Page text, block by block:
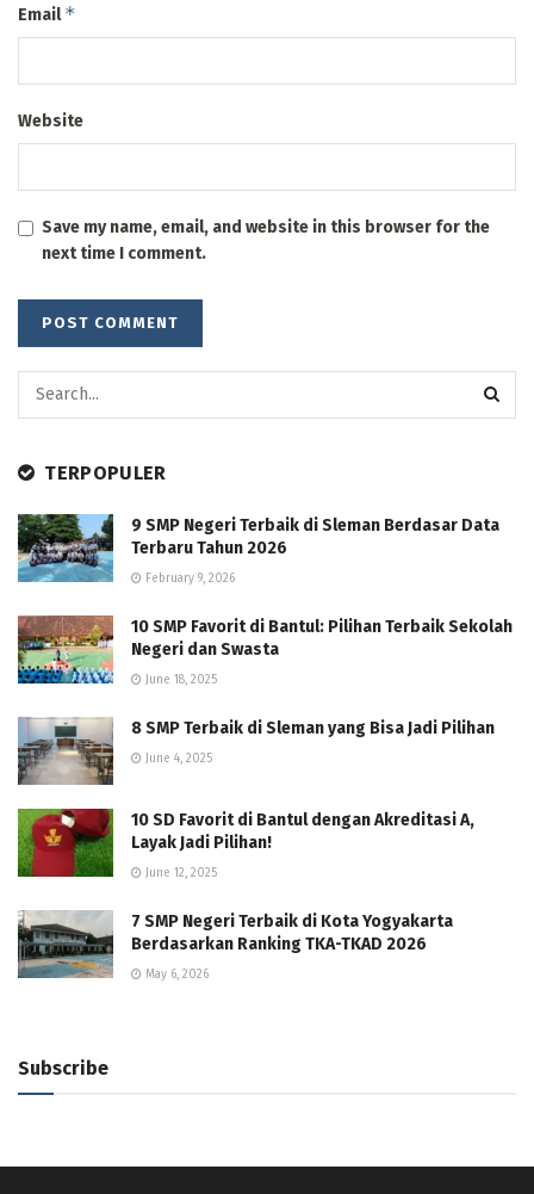
Email*
Website
Save my name, email, and website in this browser for the
next time I comment.
TERPOPULER
9 SMP Negeri Terbaik di Sleman Berdasar Data
Terbaru Tahun 2026
February 9, 2026
10 SMP Favorit di Bantul: Pilihan Terbaik Sekolah
Negeri dan Swasta
June 18, 2025
8 SMP Terbaik di Sleman yang Bisa Jadi Pilihan
June 4, 2025
10 SD Favorit di Bantul dengan Akreditasi A,
Layak Jadi Pilihan!
June 12, 2025
7 SMP Negeri Terbaik di Kota Yogyakarta
Berdasarkan Ranking TKA-TKAD 2026
May 6, 2026
Subscribe